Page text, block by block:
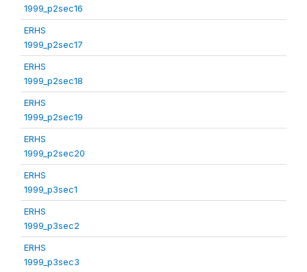
1999_p2sec16
ERHS
1999_p2sec17
ERHS
1999_p2sec18
ERHS
1999_p2sec19
ERHS
1999_p2sec20
ERHS
1999_p3sec1
ERHS
1999_p3sec2
ERHS
1999_p3sec3